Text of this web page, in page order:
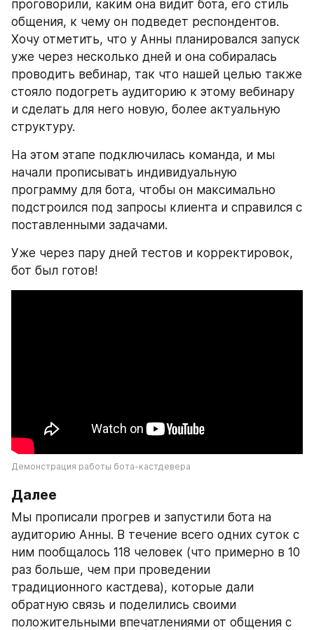
проговорили, каким она видит бота, его стиль
общения, к чему он подведет респондентов.
Хочу отметить, что у Анны планировался запуск
уже через несколько дней и она собиралась
проводить вебинар, так что нашей целью также
стояло подогреть аудиторию к этому вебинару
и сделать для него новую, более актуальную
структуру.
На этом этапе подключилась команда, и мы
начали прописывать индивидуальную
программу для бота, чтобы он максимально
подстроился под запросы клиента и справился с
поставленными задачами.
Уже через пару дней тестов и корректировок,
бот был готов!
Демонстрация работы бота-кастдевера
Далее
Мы прописали прогрев и запустили бота на
аудиторию Анны. В течение всего одних суток с
ним пообщалось 118 человек (что примерно в 10
раз больше, чем при проведении
традиционного кастдева), которые дали
обратную связь и поделились своими
положительными впечатлениями от общения с